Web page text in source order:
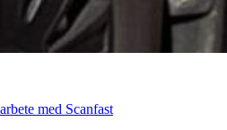
med Scanfast